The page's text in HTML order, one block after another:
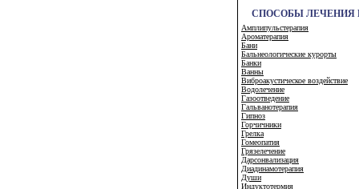
СПОСОБЫ ЛЕЧЕНИЯ
Амплипульстерапия
Ароматерапия
Бани
Бальнеологические курорты
Банки
Ванны
Виброакустическое воздействие
Водолечение
Газоотведение
Гальванотерапия
Гипноз
Горчичники
Грелка
Гомеопатия
Грязелечение
Дарсонвализация
Диадинамотерапия
Души
Индуктотермия